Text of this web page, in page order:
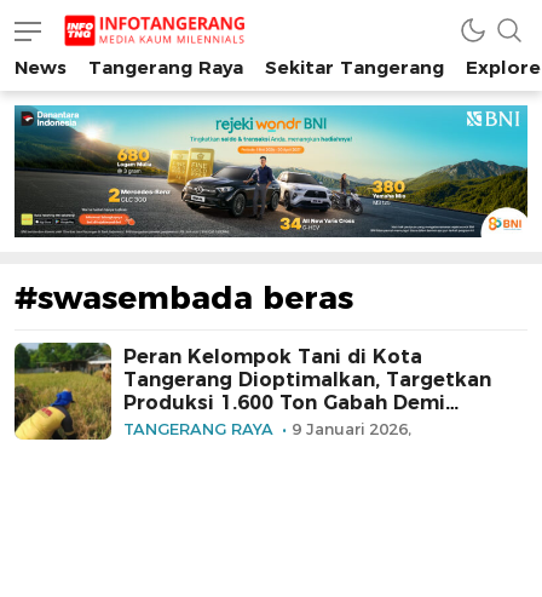
INFO TANGERANG
Media Kaum Millenials Tangerang Raya
News Tangerang Raya Sekitar Tangerang
#swasembada beras
Peran Kelompok Tani di Kota
Tangerang Dioptimalkan, Targetkan
Produksi 1.600 Ton Gabah Demi
Swasembada Beras
TANGERANG RAYA 9 Januari 2026,